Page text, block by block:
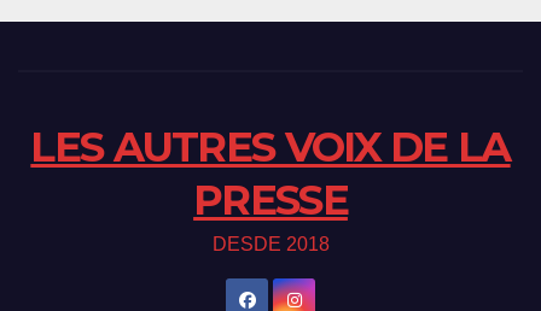
LES AUTRES VOIX DE LA
PRESSE
DESDE 2018